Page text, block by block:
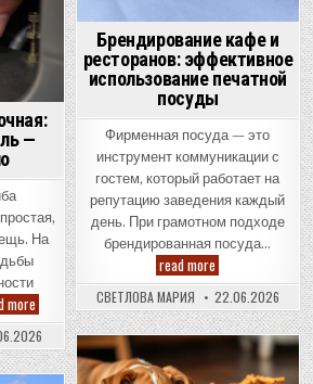
решение
Брендирование кафе и
ресторанов: эффективное
использование печатной
посуды
Фирменная посуда — это
инструмент коммуникации с
гостем, который работает на
репутацию заведения каждый
день. При грамотном подходе
брендированная посуда…
read more Брендирование
кафе
и
ресторанов:
эффективное
использование
печатной
посуды
СВЕТЛОВА МАРИЯ 22.06.2026
—
На
more Шайба
регулировочная:
маленькая
деталь
—
большое
Posted